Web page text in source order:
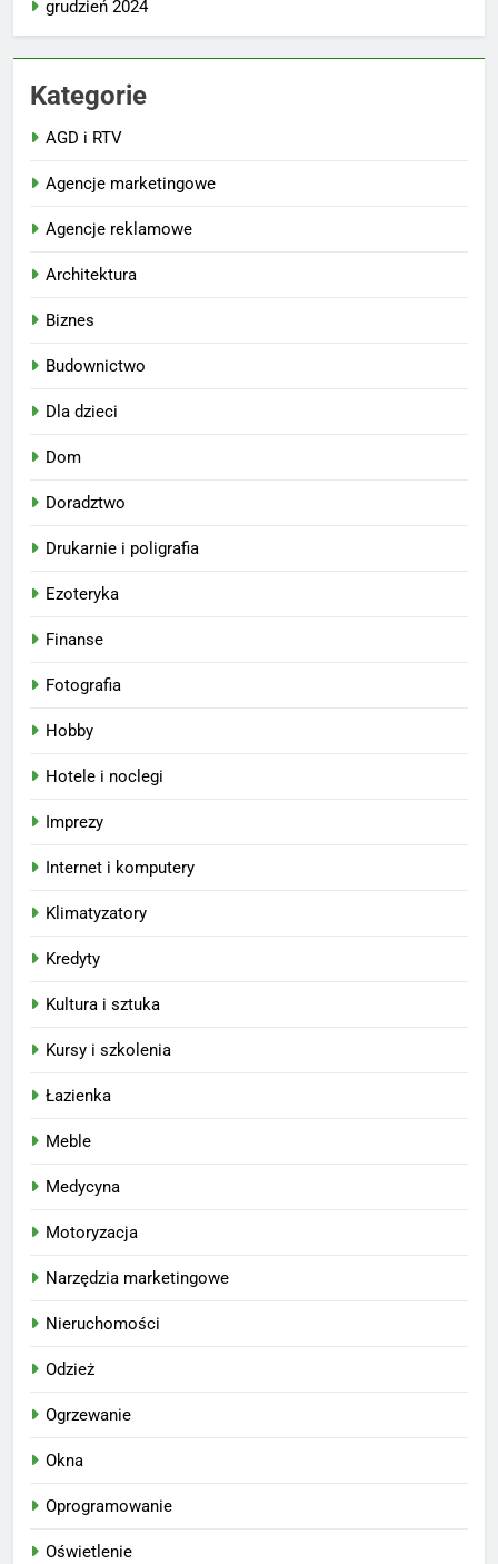
grudzień 2024
Kategorie
AGD i RTV
Agencje marketingowe
Agencje reklamowe
Architektura
Biznes
Budownictwo
Dla dzieci
Dom
Doradztwo
Drukarnie i poligrafia
Ezoteryka
Finanse
Fotografia
Hobby
Hotele i noclegi
Imprezy
Internet i komputery
Klimatyzatory
Kredyty
Kultura i sztuka
Kursy i szkolenia
Łazienka
Meble
Medycyna
Motoryzacja
Narzędzia marketingowe
Nieruchomości
Odzież
Ogrzewanie
Okna
Oprogramowanie
Oświetlenie